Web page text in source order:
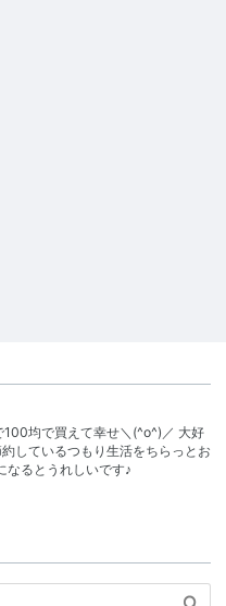
均で買えて幸せ＼(^o^)／ 大好
しているつもり生活をちらっとお
なるとうれしいです♪